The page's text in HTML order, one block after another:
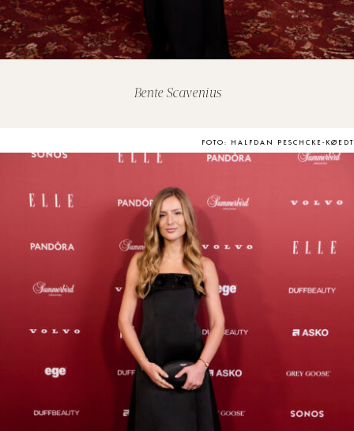
Bente Scavenius
FOTO: HALFDAN PESCHCKE-KØEDT